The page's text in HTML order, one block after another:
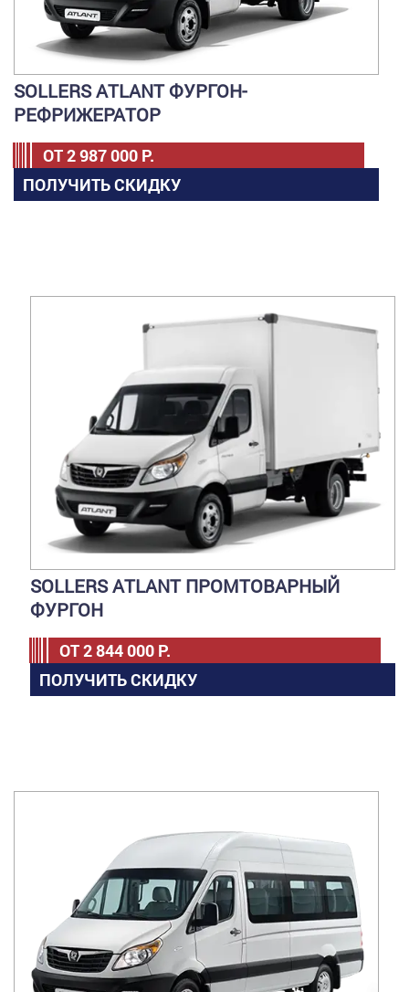
SOLLERS ATLANT ФУРГОН-
РЕФРИЖЕРАТОР
ОТ2 987 000 Р.
ПОЛУЧИТЬ СКИДКУ
SOLLERS ATLANT ПРОМТОВАРНЫЙ
ФУРГОН
ОТ2 844 000 Р.
ПОЛУЧИТЬ СКИДКУ